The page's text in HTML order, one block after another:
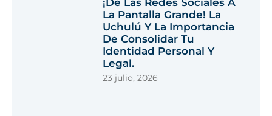
¡De Las Redes Sociales A
La Pantalla Grande! La
Uchulú Y La Importancia
De Consolidar Tu
Identidad Personal Y
Legal.
23 julio, 2026